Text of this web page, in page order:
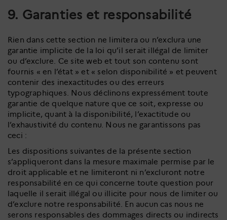
9. Garanties et responsabilité
Rien dans cette section ne limitera ou n’exclura une
garantie implicite de la loi qu’il serait illégal de limiter
ou d’exclure. Ce site web et tout son contenu sont
fournis « en l’état » et « selon disponibilité » et peuvent
contenir des inexactitudes ou des erreurs
typographiques. Nous déclinons expressément toute
garantie de quelque nature que ce soit, expresse ou
implicite, quant à la disponibilité, l’exactitude ou
l’exhaustivité du contenu. Nous ne garantissons pas
ceci :
Les dispositions suivantes de la présente section
s’appliqueront dans la mesure maximale permise par le
droit applicable et ne limiteront ni n’excluront notre
responsabilité en ce qui concerne toute question pour
laquelle il serait illégal ou illicite pour nous de limiter ou
d’exclure notre responsabilité. En aucun cas nous ne
serons responsables des dommages directs ou indirects